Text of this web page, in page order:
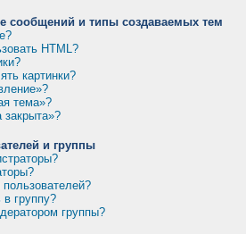
сообщений и типы создаваемых тем
HTML?
картинки?
тема»?
закрыта»?
и группы
в группу?
группы?